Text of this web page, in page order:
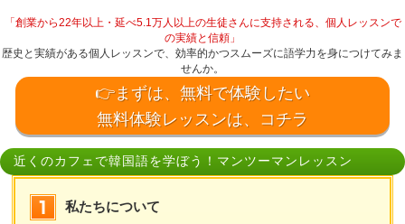
「創業から22年以上・延べ5.1万人以上の生徒さんに支持される、個人レッスンで
の実績と信頼」
歴史と実績がある個人レッスンで、効率的かつスムーズに語学力を身につけてみま
せんか。
👉まずは、無料で体験したい
無料体験レッスンは、コチラ
近くのカフェで韓国語を学ぼう！マンツーマンレッスン
私たちについて